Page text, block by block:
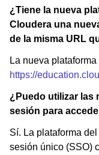
¿Tiene la nueva
Cloudera una
de la misma URL
La nueva
https://
¿Puedo utilizar las
sesión para
Sí. La plataforma
sesión único (SSO)